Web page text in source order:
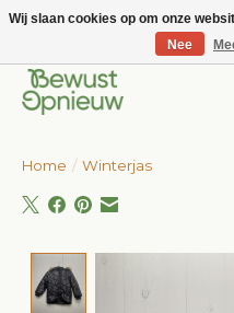
Wij bieden het grootste aanbod in
Home / Winterjas
Wij slaan cookies op om onze
Nee